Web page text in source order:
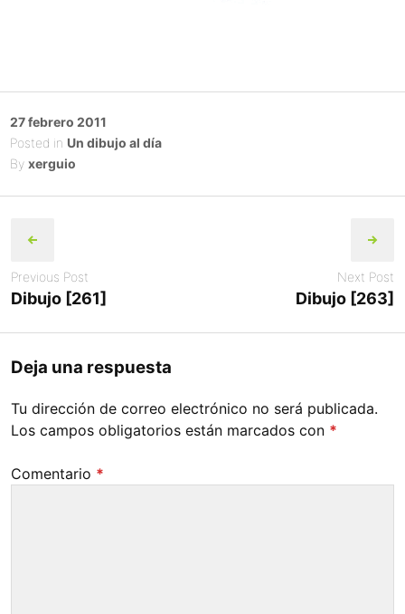
Posted
on
27 febrero 2011
Posted in Un dibujo al día
By xerguio
navigation
Previous Post
Dibujo [261]
Next Post
Dibujo [263]
Deja una respuesta
Tu dirección de correo electrónico no será publicada.
Los campos obligatorios están marcados con *
Comentario *